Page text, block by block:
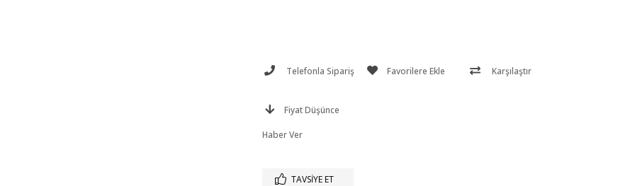
Telefonla Sipariş Favorilere Ekle Karşılaştır
Fiyat Düşünce
Haber Ver
TAVSIYE ET